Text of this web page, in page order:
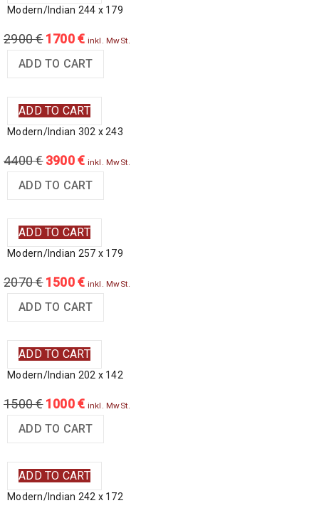
Modern/Indian 244 x 179
2900€ 1700€ inkl. MwSt.
ADD TO CART
ADD TO CART
Modern/Indian 302 x 243
4400€ 3900€ inkl. MwSt.
ADD TO CART
ADD TO CART
Modern/Indian 257 x 179
2070€ 1500€ inkl. MwSt.
ADD TO CART
ADD TO CART
Modern/Indian 202 x 142
1500€ 1000€ inkl. MwSt.
ADD TO CART
ADD TO CART
Modern/Indian 242 x 172